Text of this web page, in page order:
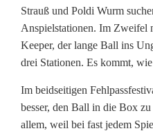
e
i
g
e
r
Strauß und Poldi Wurm
Anspielstationen. Im Zweifel
Keeper, der lange Ball ins
drei Stationen. Es kommt,
Im beidseitigen
besser, den Ball in die Box
allem, weil bei fast jedem